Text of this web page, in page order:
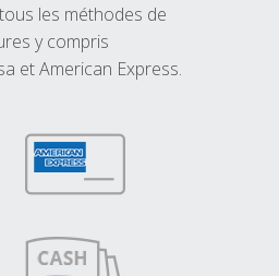
les méthodes de
y compris
et American Express.